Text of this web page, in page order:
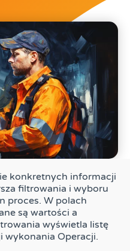
konkretnych informacji
filtrowania i wyboru
proces. W polach
są wartości a
wyświetla listę
Operacji.